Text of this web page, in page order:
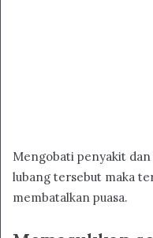
Mengobati penyakit dan
lubang tersebut maka
membatalkan puasa.